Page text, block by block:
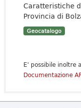
Caratteristiche
Provincia di
Geocatalogo
E' possibile inoltre
Documentazione